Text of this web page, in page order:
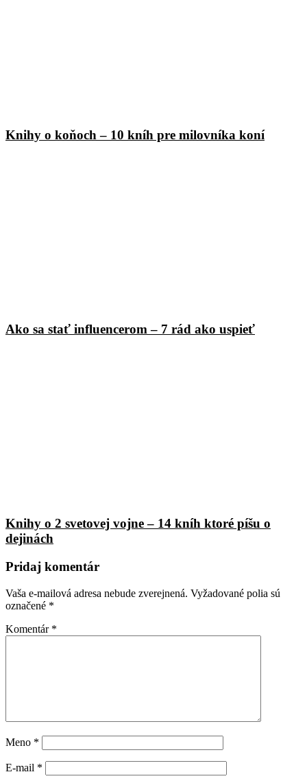
Knihy o koňoch – 10 kníh pre milovníka koní
Ako sa stať influencerom – 7 rád ako uspieť
Knihy o 2 svetovej vojne – 14 kníh ktoré píšu o
dejinách
Pridaj komentár
Vaša e-mailová adresa nebude zverejnená. Vyžadované polia sú
označené *
Komentár *
Meno *
E-mail *